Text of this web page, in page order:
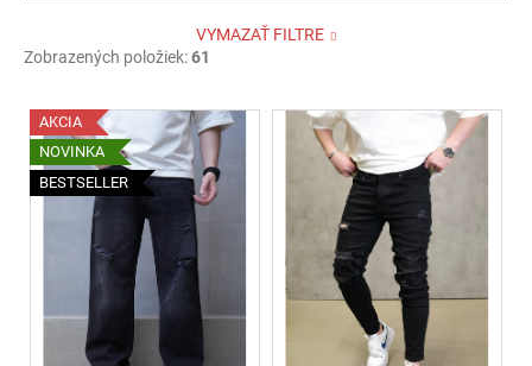
VYMAZAŤ FILTRE
Zobrazených položiek:61
V
ý
p
AKCIA
NOVINKA
BESTSELLER